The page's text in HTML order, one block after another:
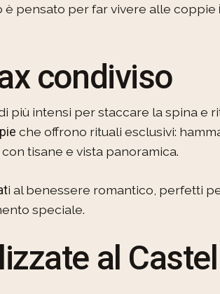
pensato per far vivere alle coppie il
condiviso
più intensi per staccare la spina e
che offrono rituali esclusivi:
tisane e vista panoramica.
i al benessere romantico, perfetti
speciale.
al